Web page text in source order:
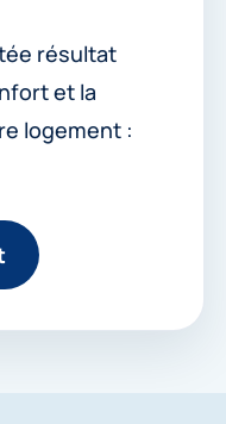
résultat
et la
logement :